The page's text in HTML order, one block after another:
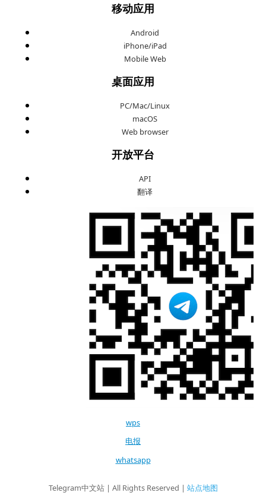
移动应用
Android
iPhone/iPad
Mobile Web
桌面应用
PC/Mac/Linux
macOS
Web browser
开放平台
API
翻译
wps
电报
whatsapp
Telegram中文站 | All Rights Reserved | 站点地图